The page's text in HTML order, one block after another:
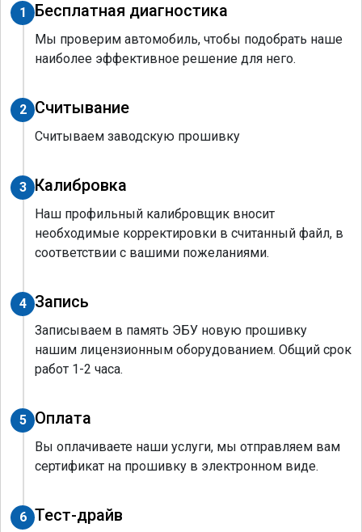
1 Бесплатная диагностика
Мы проверим автомобиль, чтобы подобрать наше
наиболее эффективное решение для него.
2 Считывание
Считываем заводскую прошивку
3 Калибровка
Наш профильный калибровщик вносит
необходимые корректировки в считанный файл, в
соответствии с вашими пожеланиями.
4 Запись
Записываем в память ЭБУ новую прошивку
нашим лицензионным оборудованием. Общий срок
работ 1-2 часа.
5 Оплата
Вы оплачиваете наши услуги, мы отправляем вам
сертификат на прошивку в электронном виде.
6 Тест-драйв